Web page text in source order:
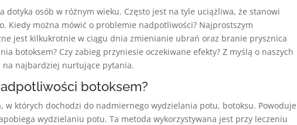
osób w różnym wieku. Często jest na tyle uciążliwa, że stanowi
Kiedy można mówić o problemie nadpotliwości? Najprostszym
jest kilkukrotnie w ciągu dnia zmienianie ubrań oraz branie prysznica
botoksem? Czy zabieg przyniesie oczekiwane efekty? Z myślą o naszych
najbardziej nurtujące pytania.
botoksem?
w których dochodzi do nadmiernego wydzielania potu, botoksu. Powoduje
wydzielaniu potu. Ta metoda wykorzystywana jest przy leczeniu